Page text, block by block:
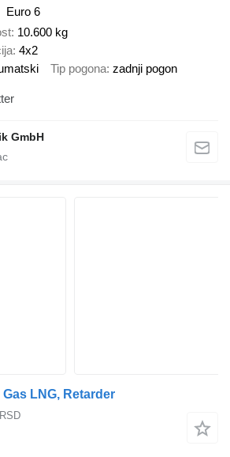
Euro 6
10.600 kg
4x2
Tip pogona zadnji pogon
GmbH
Gas LNG, Retarder